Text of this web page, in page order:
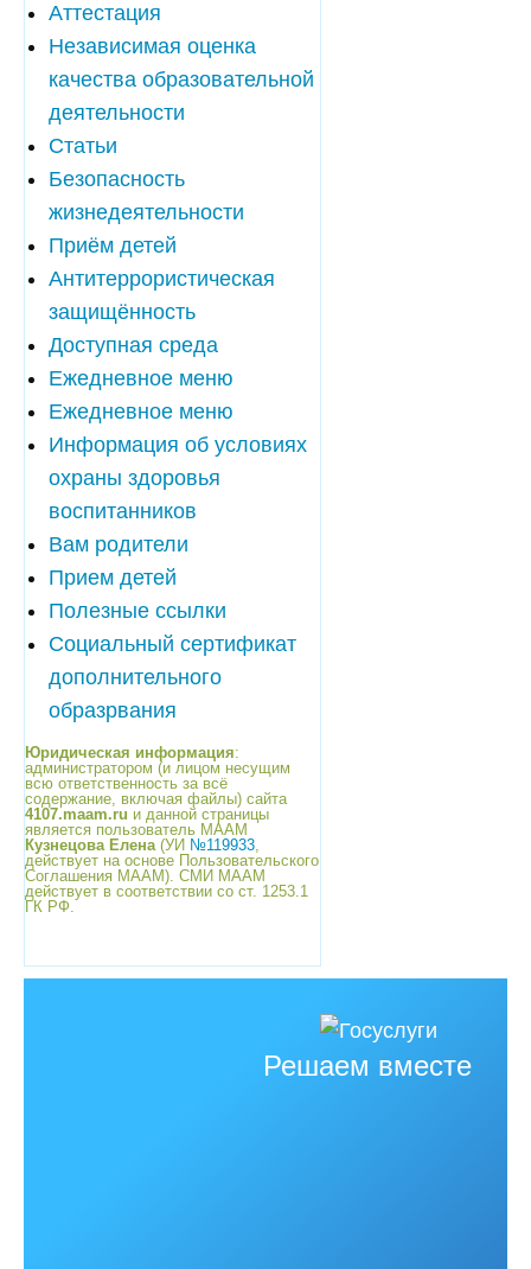
Аттестация
Независимая оценка
качества образовательной
деятельности
Статьи
Безопасность
жизнедеятельности
Приём детей
Антитеррористическая
защищённость
Доступная среда
Ежедневное меню
Ежедневное меню
Информация об условиях
охраны здоровья
воспитанников
Вам родители
Прием детей
Полезные ссылки
Социальный сертификат
дополнительного
образрвания
Юридическая информация:
администратором (и лицом несущим
всю ответственность за всё
содержание, включая файлы) сайта
4107.maam.ru и данной страницы
является пользователь МААМ
Кузнецова Елена(УИ №119933,
действует на основе Пользовательского
Соглашения МААМ). СМИ МААМ
действует в соответствии со ст. 1253.1
ГК РФ.
Решаем вместе